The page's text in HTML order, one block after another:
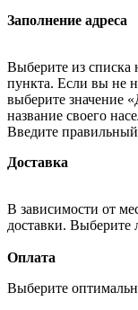
Заполнение адреса
Выберите из списка
пункта. Если вы не
выберите значение
название своего
Введите
Доставка
В зависимости от
доставки.
Оплата
Выберите